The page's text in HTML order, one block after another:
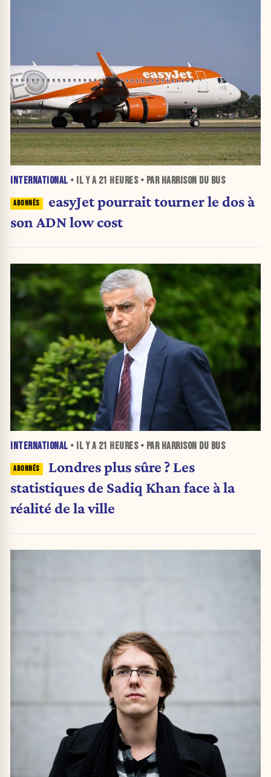
INTERNATIONAL • IL Y A 21 HEURES• PAR HARRISON DU BUS
easyJet pourrait tourner le dos à
son ADN low cost
INTERNATIONAL • IL Y A 21 HEURES• PAR HARRISON DU BUS
Londres plus sûre ? Les
statistiques de Sadiq Khan face à la
réalité de la ville